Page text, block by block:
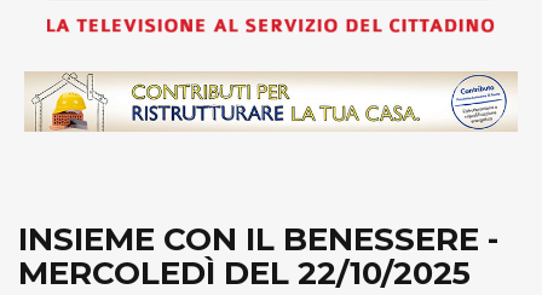
INSIEME CON IL BENESSERE -
MERCOLEDÌ DEL 22/10/2025